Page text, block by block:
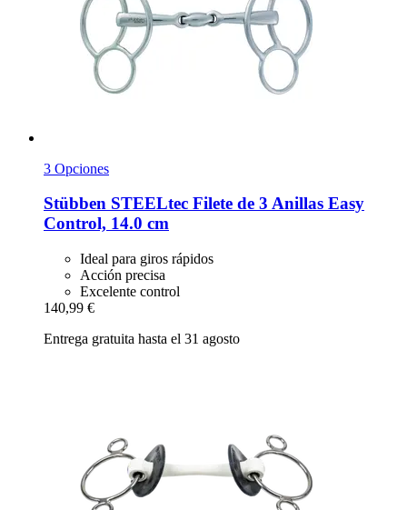
3 Opciones
Stübben STEELtec Filete de 3 Anillas Easy
Control, 14.0 cm
Ideal para giros rápidos
Acción precisa
Excelente control
140,99 €
Entrega gratuita hasta el 31 agosto